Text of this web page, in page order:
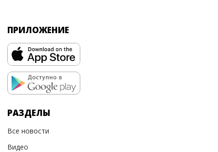
ПРИЛОЖЕНИЕ
РАЗДЕЛЫ
Все новости
Видео